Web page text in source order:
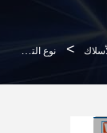
> نوع التشحيم 24D آلة رسم سلك متعددة مع التحكم في PLC